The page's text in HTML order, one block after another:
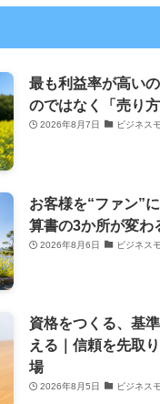
最も利益率が高いの
のではなく「売り
2026年8月7日 ビジネス
お客様を“ファン”
算書の3か所が変わ
2026年8月6日 ビジネス
資格をつくる、基
える｜信頼を先取
場
2026年8月5日 ビジネス